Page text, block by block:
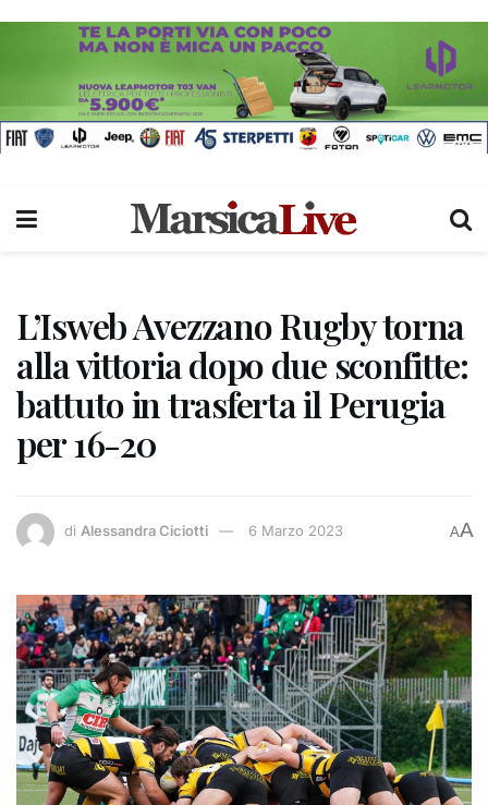
L’Isweb Avezzano Rugby torna
alla vittoria dopo due sconfitte:
battuto in trasferta il Perugia
per 16-20
di Alessandra Ciciotti 6 Marzo 2023 AA